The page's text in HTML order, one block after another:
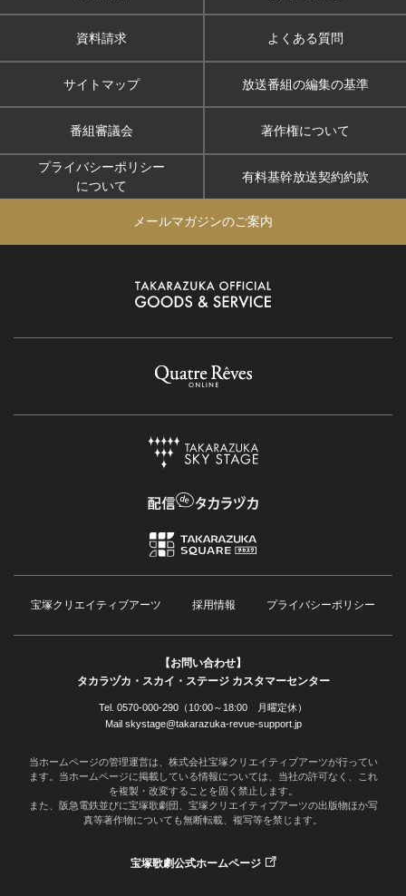
資料請求 よくある質問
サイトマップ 放送番組の編集の基準
番組審議会 著作権について
プライバシーポリシー
について
有料基幹放送契約約款
メールマガジンのご案内
宝塚クリエイティブアーツ 採用情報 プライバシーポリシー
【お問い合わせ】
タカラヅカ・スカイ・ステージ カスタマーセンター
Tel. 0570-000-290（10:00～18:00 月曜定休）
Mail skystage@takarazuka-revue-support.jp
当ホームページの管理運営は、株式会社宝塚クリエイティブアーツが行ってい
ます。当ホームページに掲載している情報については、当社の許可なく、これ
を複製・改変することを固く禁止します。
また、阪急電鉄並びに宝塚歌劇団、宝塚クリエイティブアーツの出版物ほか写
真等著作物についても無断転載、複写等を禁じます。
宝塚歌劇公式ホームページ